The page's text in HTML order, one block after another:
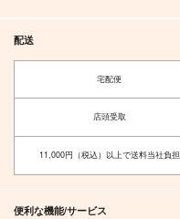
配送
宅配便
店頭受取
11,000円（税込）以上で送料当社負担
便利な機能/サービス